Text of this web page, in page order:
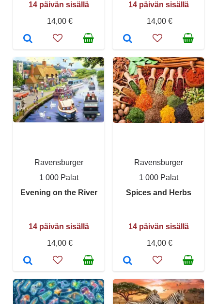
14 päivän sisällä
14,00 €
14 päivän sisällä
14,00 €
Ravensburger
1 000 Palat
Evening on the River
14 päivän sisällä
14,00 €
Ravensburger
1 000 Palat
Spices and Herbs
14 päivän sisällä
14,00 €